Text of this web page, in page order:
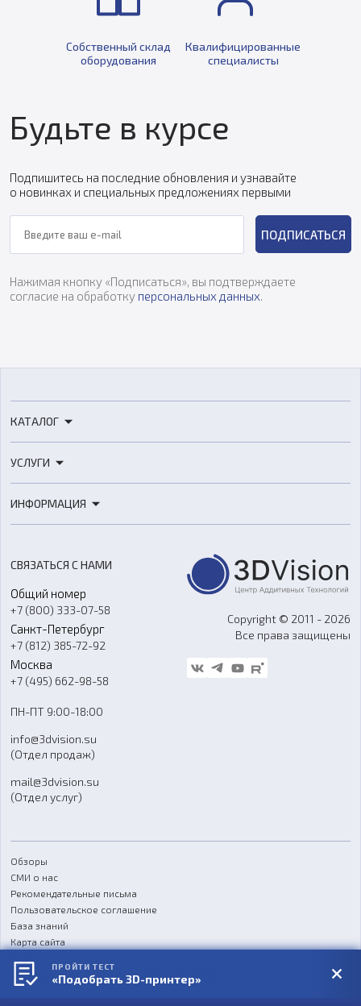
Собственный склад
оборудования
Квалифицированные
специалисты
Будьте в курсе
Подпишитесь на последние обновления и узнавайте
о новинках и специальных предложениях первыми
ПОДПИСАТЬСЯ
Нажимая кнопку «Подписаться», вы подтверждаете
согласие на обработку персональных данных.
КАТАЛОГ
3D-сканеры
Расходные материалы
Оборудование и материалы для вакуумного литья
Аксессуары и прочее оборудование
Программное обеспечение
УСЛУГИ
3D-моделирование
Ремонт и услуги
ИНФОРМАЦИЯ
О компании
Контакты
Гос. закупки
Стать дилером
Блог
FAQ
СВЯЗАТЬСЯ С НАМИ
Общий номер
+7 (800) 333-07-58
Санкт-Петербург
+7 (812) 385-72-92
Москва
+7 (495) 662-98-58
ПН-ПТ 9:00-18:00
info@3dvision.su
(Отдел продаж)
mail@3dvision.su
(Отдел услуг)
Copyright © 2011 - 2026
Все права защищены
Обзоры
СМИ о нас
Рекомендательные письма
Пользовательское соглашение
База знаний
Карта сайта
Согласие на обработку персональных данных
ПРОЙТИ ТЕСТ
«Подобрать 3D-принтер»